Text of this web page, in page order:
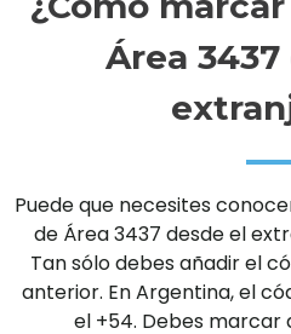
Área
Puede que necesites
de Área 3437 desde el
Tan sólo debes añadir el
anterior. En Argentina, el
el +54. Debes marcar